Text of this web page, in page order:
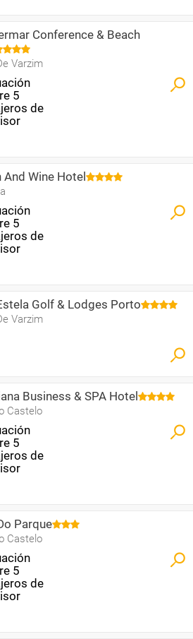
Conference & Beach
Varzim
And Wine Hotel
Golf & Lodges Porto
Varzim
Business & SPA Hotel
Castelo
Parque
Castelo